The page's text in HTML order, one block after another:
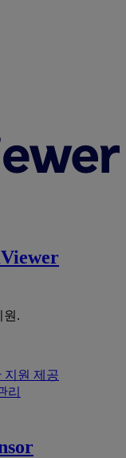
원.
지원 제공
리